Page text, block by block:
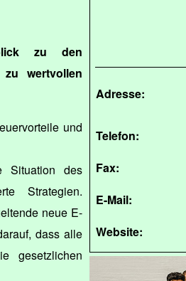
Adresse:
Telefon:
Fax:
E-Mail:
Website:
zu den
wertvollen
und
Situation des
Strategien.
neue E-
dass alle
gesetzlichen